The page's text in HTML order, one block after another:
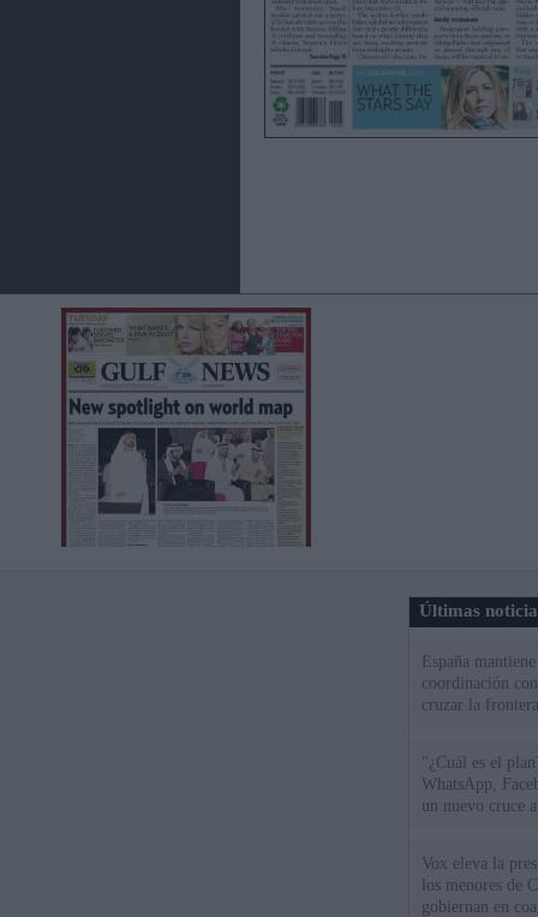
Últimas
España
coordinación
cruzar la
"¿Cuál es el
WhatsApp,
un nuevo cruce
Vox eleva la
los menores de
gobiernan en